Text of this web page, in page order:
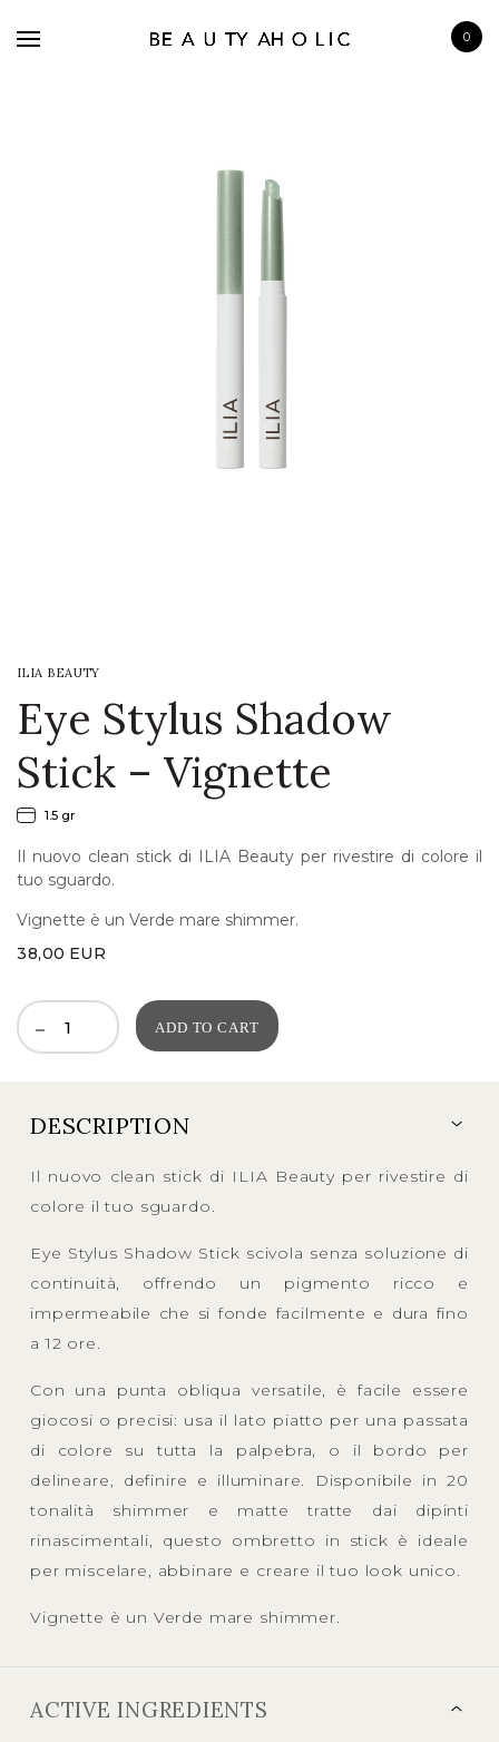
0
ILIA BEAUTY
Eye Stylus Shadow
Stick – Vignette
1.5 gr
Il nuovo clean stick di ILIA Beauty per rivestire di colore il
tuo sguardo.
Vignette è un Verde mare shimmer.
38,00 EUR
ADD TO CART
DESCRIPTION
Il nuovo clean stick di ILIA Beauty per rivestire di
colore il tuo sguardo.
Eye Stylus Shadow Stick scivola senza soluzione di
continuità, offrendo un pigmento ricco e
impermeabile che si fonde facilmente e dura fino
a 12 ore.
Con una punta obliqua versatile, è facile essere
giocosi o precisi: usa il lato piatto per una passata
di colore su tutta la palpebra, o il bordo per
delineare, definire e illuminare. Disponibile in 20
tonalità shimmer e matte tratte dai dipinti
rinascimentali, questo ombretto in stick è ideale
per miscelare, abbinare e creare il tuo look unico.
Vignette è un Verde mare shimmer.
ACTIVE INGREDIENTS